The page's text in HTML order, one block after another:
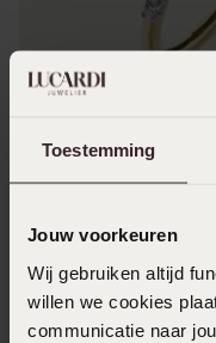
Toestemming
Jouw voorkeuren
Wij gebruiken altijd
willen we cookies
communicatie naar
14 Karaat gouden